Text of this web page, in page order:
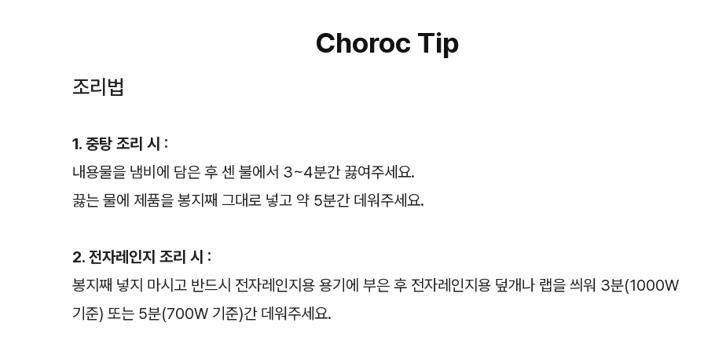
Choroc Tip
조리법
1. 중탕 조리 시 :
내용물을 냄비에 담은 후 센 불에서 3~4분간 끓여주세요.
끓는 물에 제품을 봉지째 그대로 넣고 약 5분간 데워주세요.
2. 전자레인지 조리 시 :
봉지째 넣지 마시고 반드시 전자레인지용 용기에 부은 후 전자레인지용 덮개나 랩을 씌워 3분(1000W
기준) 또는 5분(700W 기준)간 데워주세요.